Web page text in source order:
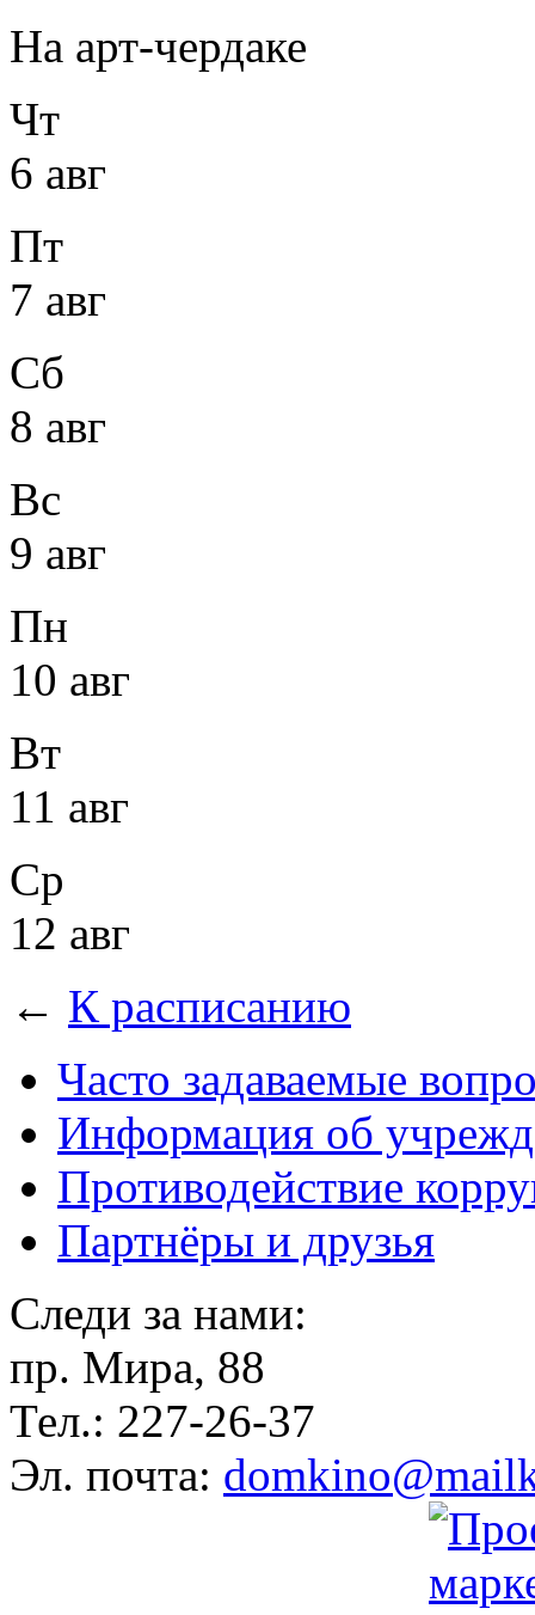
На арт-чердаке
Чт
6 авг
Пт
7 авг
Сб
8 авг
Вс
9 авг
Пн
10 авг
Вт
11 авг
Ср
12 авг
← К расписанию
Часто задаваемые
Информация об
Противодействие
Партнёры и друзья
Следи за нами:
пр. Мира, 88
Тел.: 227-26-37
Эл. почта: